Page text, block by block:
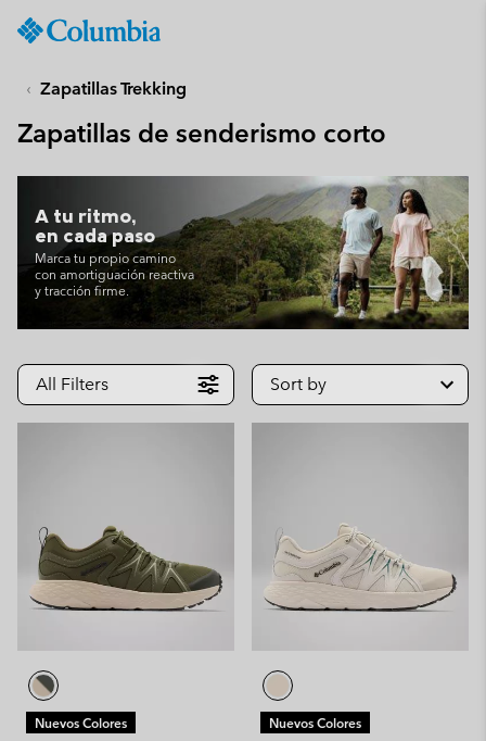
CONTENT
SKIP
MAIN
SKIP
TO
SEARCH
Zapatillas Trekking
Zapatillas de senderismo corto
A tu ritmo,
en cada paso
Marca tu propio camino
con amortiguación reactiva
y tracción firme.
All Filters Sort by
Nuevos Colores Nuevos Colores